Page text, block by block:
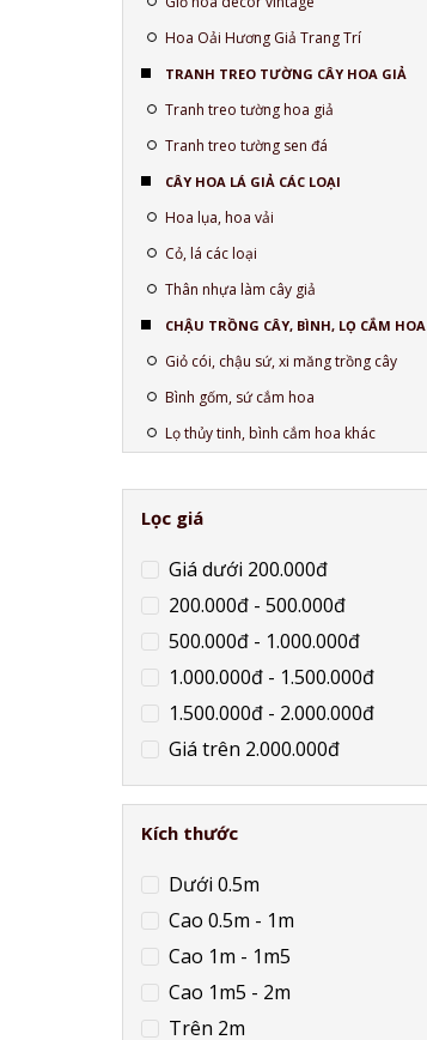
Hoa Oải Hương Giả Trang Trí
TRANH TREO TƯỜNG CÂY HOA GIẢ
Tranh treo tường hoa giả
Tranh treo tường sen đá
CÂY HOA LÁ GIẢ CÁC LOẠI
Hoa lụa, hoa vải
Cỏ, lá các loại
Thân nhựa làm cây giả
CHẬU TRỒNG CÂY, BÌNH, LỌ CẮM HOA
Giỏ cói, chậu sứ, xi măng trồng cây
Bình gốm, sứ cắm hoa
Lọ thủy tinh, bình cắm hoa khác
Lọc giá
Giá dưới 200.000đ
200.000đ - 500.000đ
500.000đ - 1.000.000đ
1.000.000đ - 1.500.000đ
1.500.000đ - 2.000.000đ
Giá trên 2.000.000đ
Kích thước
Dưới 0.5m
Cao 0.5m - 1m
Cao 1m - 1m5
Cao 1m5 - 2m
Trên 2m